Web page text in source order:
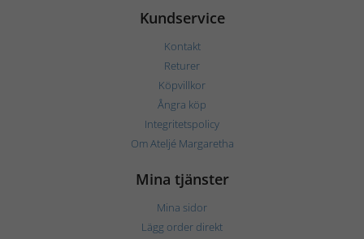
Kundservice
Kontakt
Returer
Köpvillkor
Ångra köp
Integritetspolicy
Om Ateljé Margaretha
Mina tjänster
Mina sidor
Lägg order direkt